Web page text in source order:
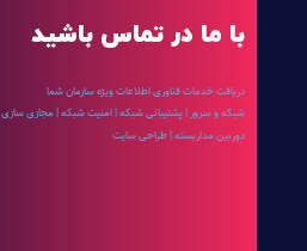
با ما در تماس باشید
دریافت خدمات فناوری اطلاعات ویژه سازمان شما
شبکه و سرور | پشتیبانی شبکه | امنیت شبکه | مجازی سازی
دوربین مداربسته | طراحی سایت